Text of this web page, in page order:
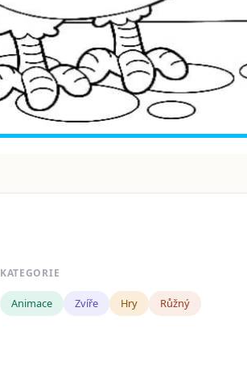
KATEGORIE
Animace Zvíře Hry Růžný